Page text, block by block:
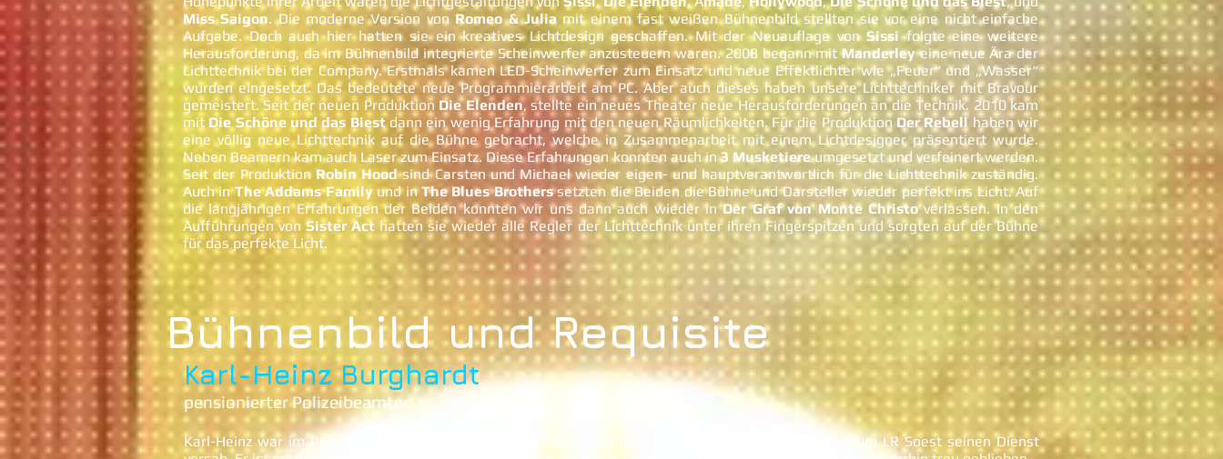
Miss Saigon. Die moderne Version von Romeo & Julia mit einem fast weißen Bühnenbild stellten sie vor eine nicht einfache
Aufgabe. Doch auch hier hatten sie ein kreatives Lichtdesign geschaffen. Mit der Neuauflage vonSissi folgte eine weitere
Herausforderung, da im Bühnenbild integrierte Scheinwerfer anzusteuern waren. 2008 begann mitManderleyeine neue Ära der
Lichttechnik bei der Company. Erstmals kamen LED-Scheinwerfer zum Einsatz und neue Effektlichter wie „Feuer“ und „Wasser“
wurden eingesetzt. Das bedeutete neue Programmierarbeit am PC. Aber auch dieses haben unsere Lichttechniker mit Bravour
gemeistert. Seit der neuen Produktion Die Elenden, stellte ein neues Theater neue Herausforderungen an die Technik. 2010 kam
mit Die Schöne und das Biestdann ein wenig Erfahrung mit den neuen Räumlichkeiten. Für die Produktion Der Rebell haben wir
eine völlig neue Lichttechnik auf die Bühne gebracht, welche in Zusammenarbeit mit einem Lichtdesigner präsentiert wurde.
Neben Beamern kam auch Laser zum Einsatz. Diese Erfahrungen konnten auch in3 Musketiereumgesetzt und verfeinert werden.
Seit der Produktion Robin Hoodsind Carsten und Michael wieder eigen- und hauptverantwortlich für die Lichttechnik zuständig.
Auch inThe Addams Familyund inThe Blues Brotherssetzten die Beiden die Bühne und Darsteller wieder perfekt ins Licht. Auf
die langjährigen Erfahrungen der Beiden konnten wir uns dann auch wieder inDer Graf von Monte Christoverlassen. In den
Aufführungen vonSister Act hatten sie wieder alle Regler der Lichttechnik unter ihren Fingerspitzen und sorgten auf der Bühne
für das perfekte Licht.
Bühnenbild und Requisite
Karl-Heinz Burghardt
pensionierter Polizeibeamter
Karl-Heinz war im PAI "Erich Klausener" als Beamter des Stammpersonals tätig, bevor er zuletzt beim LR Soest seinen Dienst